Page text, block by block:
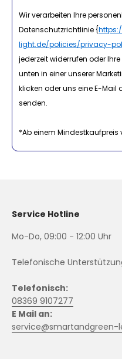
Wir verarbeiten Ihre
Datenschutzrichtlinie {
light.de/policies/privacy-
jederzeit widerrufen oder
unten in einer unserer
klicken oder uns eine E-Mail
senden.
*Ab einem Mindestkaufpreis
Service Hotline
Mo-Do, 09:00 - 12:00 Uhr
Telefonische
Telefonisch:
08369 9107277
E Mail an:
service@smartandgreen-